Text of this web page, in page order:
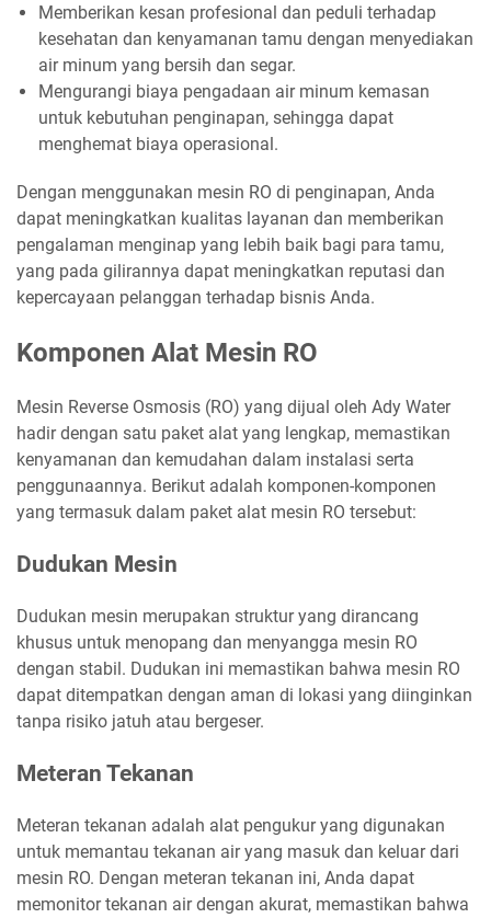
Memberikan kesan profesional dan peduli terhadap
kesehatan dan kenyamanan tamu dengan menyediakan
air minum yang bersih dan segar.
Mengurangi biaya pengadaan air minum kemasan
untuk kebutuhan penginapan, sehingga dapat
menghemat biaya operasional.
Dengan menggunakan mesin RO di penginapan, Anda
dapat meningkatkan kualitas layanan dan memberikan
pengalaman menginap yang lebih baik bagi para tamu,
yang pada gilirannya dapat meningkatkan reputasi dan
kepercayaan pelanggan terhadap bisnis Anda.
Komponen Alat Mesin RO
Mesin Reverse Osmosis (RO) yang dijual oleh Ady Water
hadir dengan satu paket alat yang lengkap, memastikan
kenyamanan dan kemudahan dalam instalasi serta
penggunaannya. Berikut adalah komponen-komponen
yang termasuk dalam paket alat mesin RO tersebut:
Dudukan Mesin
Dudukan mesin merupakan struktur yang dirancang
khusus untuk menopang dan menyangga mesin RO
dengan stabil. Dudukan ini memastikan bahwa mesin RO
dapat ditempatkan dengan aman di lokasi yang diinginkan
tanpa risiko jatuh atau bergeser.
Meteran Tekanan
Meteran tekanan adalah alat pengukur yang digunakan
untuk memantau tekanan air yang masuk dan keluar dari
mesin RO. Dengan meteran tekanan ini, Anda dapat
memonitor tekanan air dengan akurat, memastikan bahwa